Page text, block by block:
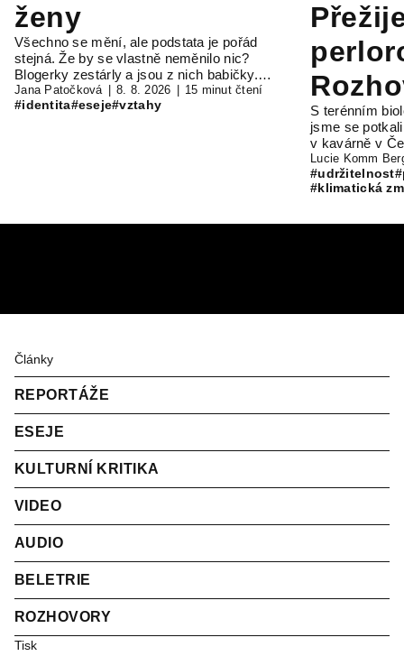
ženy
Všechno se mění, ale podstata je pořád
stejná. Že by se vlastně neměnilo nic?
Blogerky zestárly a jsou z nich babičky.…
Jana Patočková 8. 8. 2026 15 minut čtení
#identita#eseje#vztahy
s
S terénním
jsme se
v kavárně v
Lucie Komm
#udržitelnost
#klimatická
Články
REPORTÁŽE
ESEJE
KULTURNÍ KRITIKA
VIDEO
AUDIO
BELETRIE
ROZHOVORY
Tisk